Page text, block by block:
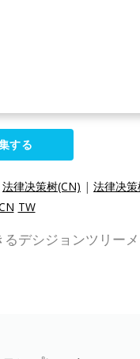
する
法律决策树(CN) | 法律决
TW
デシジョンツリーメ